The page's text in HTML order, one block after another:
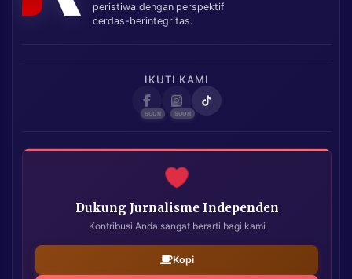
peristiwa dengan perspektif
cerdas-berintegritas.
IKUTI KAMI
Dukung Jurnalisme Independen
Kontribusi Anda sangat berarti bagi kami
Kopi